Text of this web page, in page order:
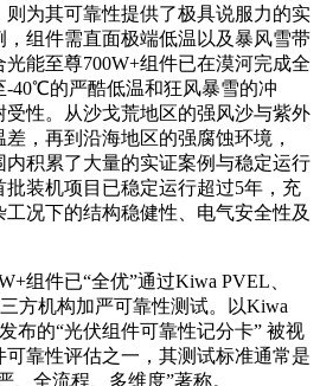
为其可靠性提供了极具说服力的实
组件需直面极端低温以及暴风雪带
能至尊700W+组件已在漠河完成全
-40℃的严酷低温和狂风暴雪的冲
性。从沙戈荒地区的强风沙与紫外
，再到沿海地区的强腐蚀环境，
内积累了大量的实证案例与稳定运行
装机项目已稳定运行超过5年，充
况下的结构稳健性、电气安全性及
组件已“全优”通过Kiwa PVEL、
方机构加严可靠性测试。以Kiwa
布的“光伏组件可靠性记分卡” 被视
靠性评估之一，其测试标准通常是
、全流程、多维度”著称。